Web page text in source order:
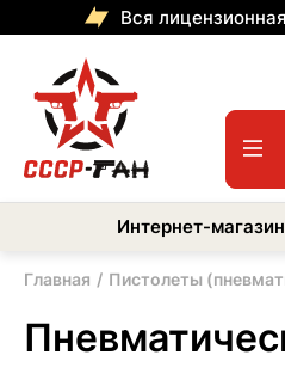
Вся
Интернет-
Главная Пистолеты